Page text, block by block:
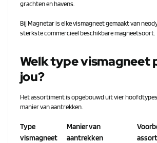
grachten en havens.
Bij Magnetar is elke vismagneet gemaakt van
sterkste commercieel beschikbare magneetsoort.
Welk type vismagneet
jou?
Het assortiment is opgebouwd uit vier
manier van aantrekken.
Type
vismagneet
Manier van
aantrekken